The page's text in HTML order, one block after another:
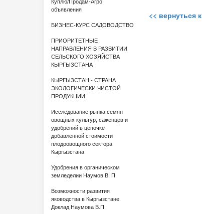
Куплю/Продам-Агро
объявления
БИЗНЕС-КУРС САДОВОДСТВО
ПРИОРИТЕТНЫЕ
НАПРАВЛЕНИЯ В РАЗВИТИИ
СЕЛЬСКОГО ХОЗЯЙСТВА
КЫРГЫЗСТАНА
КЫРГЫЗСТАН - СТРАНА
ЭКОЛОГИЧЕСКИ ЧИСТОЙ
ПРОДУКЦИИ
Исследование рынка семян
овощных культур, саженцев и
удобрений в цепочке
добавленной стоимости
плодоовощного сектора
Кыргызстана
Удобрения в органическом
земледелии Наумов В. П.
Возможности развития
яководства в Кыргызстане.
Доклад Наумова В.П.
<< вернуться